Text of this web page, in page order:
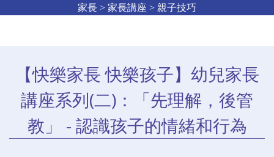
家長 > 家長講座 > 親子技巧
【快樂家長 快樂孩子】幼兒家長
講座系列(二)：「先理解，後管
教」 - 認識孩子的情緒和行為